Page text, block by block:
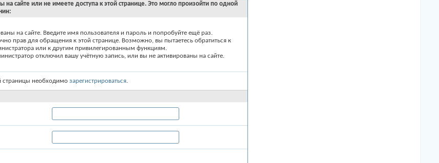
на сайте или не имеете доступа к этой странице. Это могло произойти по одной
на сайте. Введите имя пользователя и пароль и попробуйте ещё раз.
прав для обращения к этой странице. Возможно, вы пытаетесь обратиться к
или к другим привилегированным функциям.
отключил вашу учётную запись, или вы не активированы на сайте.
страницы необходимо зарегистрироваться.